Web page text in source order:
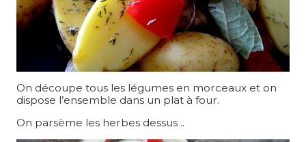
On découpe tous les légumes en morceaux et on
dispose l’ensemble dans un plat à four.
On parsème les herbes dessus ..